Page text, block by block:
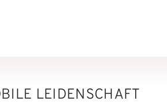
LEIDENSCHAFT